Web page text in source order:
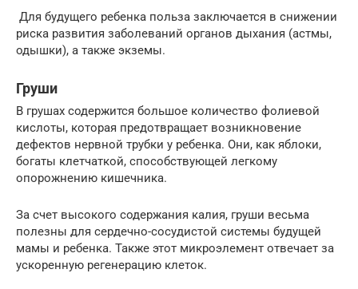
Для будущего ребенка польза заключается в снижении
риска развития заболеваний органов дыхания (астмы,
одышки), а также экземы.
Груши
В грушах содержится большое количество фолиевой
кислоты, которая предотвращает возникновение
дефектов нервной трубки у ребенка. Они, как яблоки,
богаты клетчаткой, способствующей легкому
опорожнению кишечника.
За счет высокого содержания калия, груши весьма
полезны для сердечно-сосудистой системы будущей
мамы и ребенка. Также этот микроэлемент отвечает за
ускоренную регенерацию клеток.